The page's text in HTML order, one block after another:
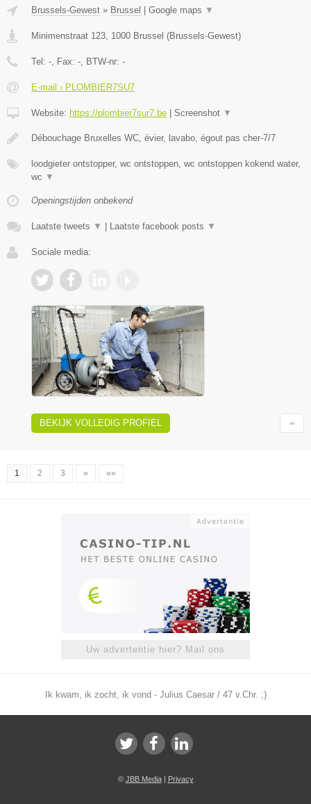
Brussels-Gewest » Brussel Google maps ▼
Minimenstraat 123 1000 Brussel (Brussels-Gewest)
Tel: - , Fax: - , BTW-nr: -
E-mail › PLOMBIER7SU7
Website: https://plombier7sur7.be Screenshot ▼
Débouchage Bruxelles WC, évier, lavabo, égout pas cher-7/7
loodgieter ontstopper, wc ontstoppen, wc ontstoppen kokend water,
wc ▼
Openingstijden onbekend
Laatste tweets ▼ Laatste facebook posts ▼
Sociale media:
BEKIJK VOLLEDIG PROFIEL
1 2 3 » »»
Uw advertentie hier? Mail ons
Ik kwam, ik zocht, ik vond - Julius Caesar / 47 v.Chr. ;)
© JBB Media| Privacy